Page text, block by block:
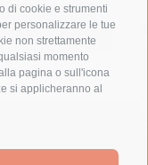
di cookie e strumenti
personalizzare le tue
non strettamente
momento
pagina o sull'icona
si applicheranno al
treni
vincenzo de luca